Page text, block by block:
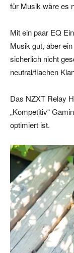
für Musik wäre es
Mit ein paar EQ
Musik gut, aber
sicherlich nicht
neutral/flachen
Das NZXT Relay
„Kompetitiv“
optimiert ist.